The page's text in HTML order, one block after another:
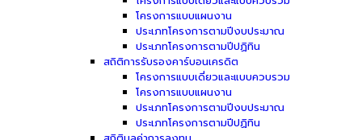
โครงการแบบแผนงาน
ประเภทโครงการตามปีงบประมาณ
ประเภทโครงการตามปีปฏิทิน
สถิติการรับรองคาร์บอนเครดิต
โครงการแบบเดี่ยวและแบบควบรวม
โครงการแบบแผนงาน
ประเภทโครงการตามปีงบประมาณ
ประเภทโครงการตามปีปฏิทิน